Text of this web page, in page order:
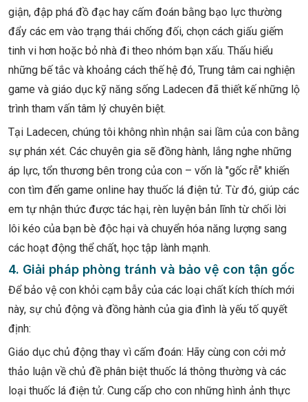
giận, đập phá đồ đạc hay cấm đoán bằng bạo lực thường
đẩy các em vào trạng thái chống đối, chọn cách giấu giếm
tinh vi hơn hoặc bỏ nhà đi theo nhóm bạn xấu. Thấu hiểu
những bế tắc và khoảng cách thế hệ đó, Trung tâm cai nghiện
game và giáo dục kỹ năng sống Ladecen đã thiết kế những lộ
trình tham vấn tâm lý chuyên biệt.
Tại Ladecen, chúng tôi không nhìn nhận sai lầm của con bằng
sự phán xét. Các chuyên gia sẽ đồng hành, lắng nghe những
áp lực, tổn thương bên trong của con – vốn là "gốc rễ" khiến
con tìm đến game online hay thuốc lá điện tử. Từ đó, giúp các
em tự nhận thức được tác hại, rèn luyện bản lĩnh từ chối lời
lôi kéo của bạn bè độc hại và chuyển hóa năng lượng sang
các hoạt động thể chất, học tập lành mạnh.
4. Giải pháp phòng tránh và bảo vệ con tận gốc
Để bảo vệ con khỏi cạm bẫy của các loại chất kích thích mới
này, sự chủ động và đồng hành của gia đình là yếu tố quyết
định:
Giáo dục chủ động thay vì cấm đoán: Hãy cùng con cởi mở
thảo luận về chủ đề phân biệt thuốc lá thông thường và các
loại thuốc lá điện tử. Cung cấp cho con những hình ảnh thực